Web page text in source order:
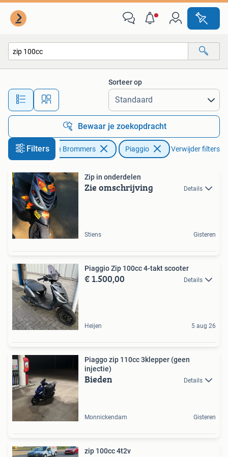
Alle afstanden…
Sorteer op
Bewaar je zoekopdracht
Filters
Fietsen en Brommers Piaggio Verwijder filters
Zip in onderdelen
Zie omschrijving Details
Stiens Gisteren
Piaggio Zip 100cc 4-takt scooter
€ 1.500,00 Details
Heijen 5 aug 26
Piaggo zip 110cc 3klepper (geen
injectie)
Bieden Details
Monnickendam Gisteren
zip 100cc 4t2v